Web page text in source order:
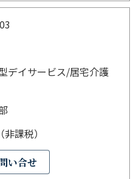
デイサービス/居宅介護
課税）
い合せ